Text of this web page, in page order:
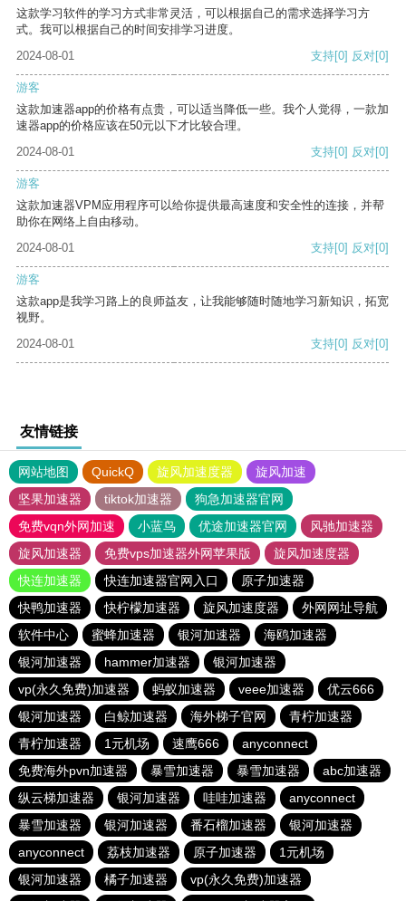
这款学习软件的学习方式非常灵活，可以根据自己的需求选择学习方
式。我可以根据自己的时间安排学习进度。
2024-08-01
支持[0] 反对[0]
游客
这款加速器app的价格有点贵，可以适当降低一些。我个人觉得，一款加
速器app的价格应该在50元以下才比较合理。
2024-08-01
支持[0] 反对[0]
游客
这款加速器VPM应用程序可以给你提供最高速度和安全性的连接，并帮
助你在网络上自由移动。
2024-08-01
支持[0] 反对[0]
游客
这款app是我学习路上的良师益友，让我能够随时随地学习新知识，拓宽
视野。
2024-08-01
支持[0] 反对[0]
友情链接
网站地图 QuickQ 旋风加速度器
旋风加速
坚果加速器
tiktok加速器
狗急加速器官网
免费vqn外网加速
小蓝鸟 优途加速器官网
风驰加速器
旋风加速器
免费vps加速器外网苹果版
旋风加速度器
快连加速器
快连加速器官网入口
原子加速器
快鸭加速器
快柠檬加速器 旋风加速度器
外网网址导航
软件中心
蜜蜂加速器 银河加速器
海鸥加速器
银河加速器
hammer加速器
银河加速器
vp(永久免费)加速器
蚂蚁加速器 veee加速器
优云666
银河加速器
白鲸加速器 海外梯子官网
青柠加速器
青柠加速器
1元机场 速鹰666
anyconnect
免费海外pvn加速器
暴雪加速器 暴雪加速器
abc加速器
纵云梯加速器
银河加速器 哇哇加速器
anyconnect
暴雪加速器
银河加速器 番石榴加速器
银河加速器
anyconnect
荔枝加速器 原子加速器
1元机场
银河加速器
橘子加速器
vp(永久免费)加速器